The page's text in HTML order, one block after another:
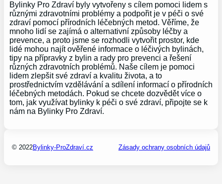
Bylinky Pro Zdraví byly vytvořeny s cílem pomoci lidem s
různými zdravotními problémy a podpořit je v péči o své
zdraví pomocí přírodních léčebných metod. Věříme, že
mnoho lidí se zajímá o alternativní způsoby léčby a
prevence, a proto jsme se rozhodli vytvořit prostor, kde
lidé mohou najít ověřené informace o léčivých bylinách,
tipy na přípravky z bylin a rady pro prevenci a řešení
různých zdravotních problémů. Naše cílem je pomoci
lidem zlepšit své zdraví a kvalitu života, a to
prostřednictvím vzdělávání a sdílení informací o přírodních
léčebných metodách. Pokud se chcete dozvědět více o
tom, jak využívat bylinky k péči o své zdraví, připojte se k
nám na Bylinky Pro Zdraví.
© 2022Bylinky-ProZdraví.cz Zásady ochrany osobních údajů